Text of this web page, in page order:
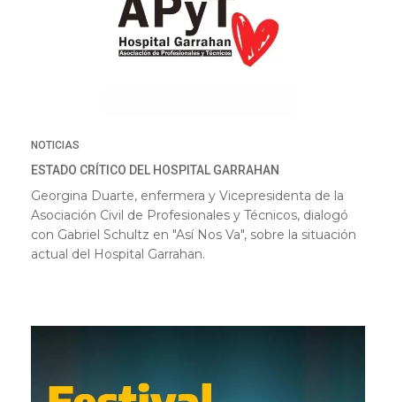
NOTICIAS
ESTADO CRÍTICO DEL HOSPITAL GARRAHAN
Georgina Duarte, enfermera y Vicepresidenta de la
Asociación Civil de Profesionales y Técnicos, dialogó
con Gabriel Schultz en "Así Nos Va", sobre la situación
actual del Hospital Garrahan.